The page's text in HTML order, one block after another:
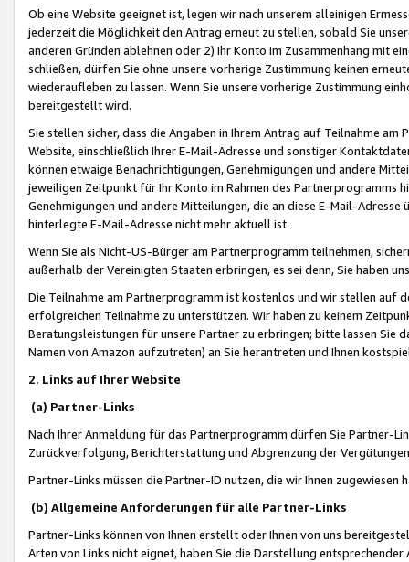
Ob eine Website geeignet ist, legen wir nach unserem alleinigen
jederzeit die Möglichkeit den Antrag erneut zu stellen, sobald Sie
anderen Gründen ablehnen oder 2) Ihr Konto im Zusammenhang mit
schließen, dürfen Sie ohne unsere vorherige Zustimmung keinen
wiederaufleben zu lassen. Wenn Sie unsere vorherige Zustimmung
bereitgestellt wird.
Sie stellen sicher, dass die Angaben in Ihrem Antrag auf Teilnahme
Website, einschließlich Ihrer E-Mail-Adresse und sonstiger
können etwaige Benachrichtigungen, Genehmigungen und andere
jeweiligen Zeitpunkt für Ihr Konto im Rahmen des Partnerprogramms
Genehmigungen und andere Mitteilungen, die an diese E-Mail-
hinterlegte E-Mail-Adresse nicht mehr aktuell ist.
Wenn Sie als Nicht-US-Bürger am Partnerprogramm teilnehmen,
außerhalb der Vereinigten Staaten erbringen, es sei denn, Sie haben
Die Teilnahme am Partnerprogramm ist kostenlos und wir stellen auf
erfolgreichen Teilnahme zu unterstützen. Wir haben zu keinem
Beratungsleistungen für unsere Partner zu erbringen; bitte lassen Sie
Namen von Amazon aufzutreten) an Sie herantreten und Ihnen
2. Links auf Ihrer Website
(a) Partner-Links
Nach Ihrer Anmeldung für das Partnerprogramm dürfen Sie Partner-
Zurückverfolgung, Berichterstattung und Abgrenzung der
Partner-Links müssen die Partner-ID nutzen, die wir Ihnen zugewiesen
(b) Allgemeine Anforderungen für alle Partner-Links
Partner-Links können von Ihnen erstellt oder Ihnen von uns
Arten von Links nicht eignet, haben Sie die Darstellung